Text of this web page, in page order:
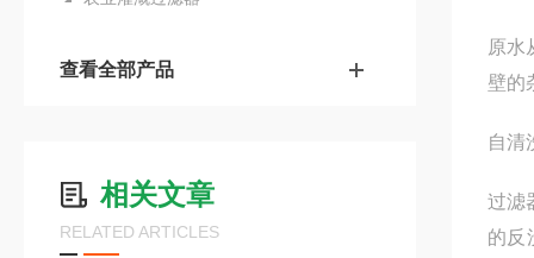
查看全部产品
相关文章
RELATED ARTICLES
原水
壁的
自清
过滤
的反